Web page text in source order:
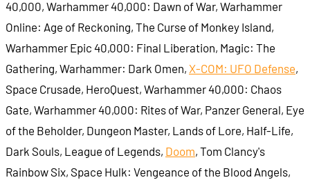
40,000, Warhammer 40,000: Dawn of War, Warhammer
Online: Age of Reckoning, The Curse of Monkey Island,
Warhammer Epic 40,000: Final Liberation, Magic: The
Gathering, Warhammer: Dark Omen, X-COM: UFO Defense,
Space Crusade, HeroQuest, Warhammer 40,000: Chaos
Gate, Warhammer 40,000: Rites of War, Panzer General, Eye
of the Beholder, Dungeon Master, Lands of Lore, Half-Life,
Dark Souls, League of Legends, Doom, Tom Clancy's
Rainbow Six, Space Hulk: Vengeance of the Blood Angels,